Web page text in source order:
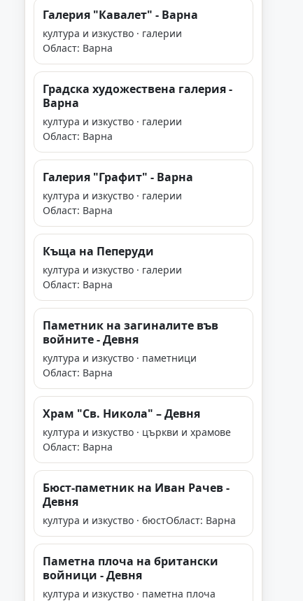
Галерия "Кавалет" - Варна
култура и изкуство · галерии
Област: Варна
Градска художествена галерия -
Варна
култура и изкуство · галерии
Област: Варна
Галерия "Графит" - Варна
култура и изкуство · галерии
Област: Варна
Къща на Пеперуди
култура и изкуство · галерии
Област: Варна
Паметник на загиналите във
войните - Девня
култура и изкуство · паметници
Област: Варна
Храм "Св. Никола" – Девня
култура и изкуство · църкви и храмове
Област: Варна
Бюст-паметник на Иван Рачев -
Девня
култура и изкуство · бюстОбласт: Варна
Паметна плоча на британски
войници - Девня
култура и изкуство · паметна плоча